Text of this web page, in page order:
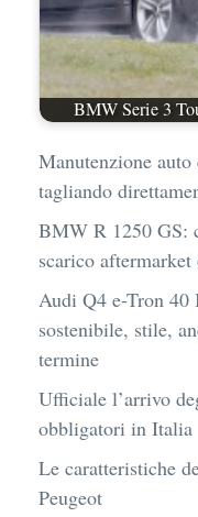
BMW Serie 3
Manutenzione
tagliando
BMW R 1250 GS:
scarico
Audi Q4 e-Tron 40
sostenibile, stile,
termine
Ufficiale l’arrivo
obbligatori in Italia
Le caratteristiche
Peugeot